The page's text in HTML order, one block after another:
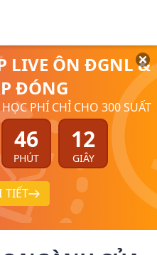
LIVE ÔN ĐGNL &
ĐÓNG
PHÍ CHỈ CHO 300 SUẤT
46
PHÚT
11
GIÂY
TIẾT